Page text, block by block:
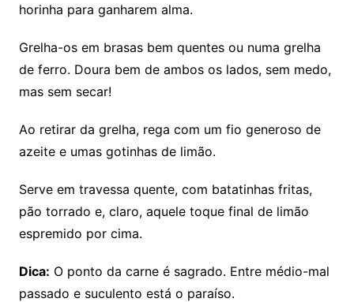
horinha para ganharem alma.
Grelha-os em brasas bem quentes ou numa grelha
de ferro. Doura bem de ambos os lados, sem medo,
mas sem secar!
Ao retirar da grelha, rega com um fio generoso de
azeite e umas gotinhas de limão.
Serve em travessa quente, com batatinhas fritas,
pão torrado e, claro, aquele toque final de limão
espremido por cima.
Dica: O ponto da carne é sagrado. Entre médio-mal
passado e suculento está o paraíso.